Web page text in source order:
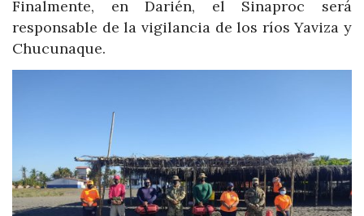
Finalmente, en Darién, el Sinaproc será
responsable de la vigilancia de los ríos Yaviza y
Chucunaque.